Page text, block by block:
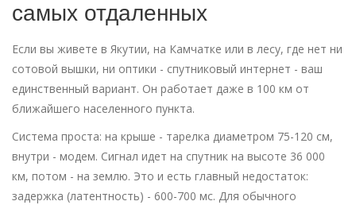
самых отдаленных
Если вы живете в Якутии, на Камчатке или в лесу, где нет ни
сотовой вышки, ни оптики - спутниковый интернет - ваш
единственный вариант. Он работает даже в 100 км от
ближайшего населенного пункта.
Система проста: на крыше - тарелка диаметром 75-120 см,
внутри - модем. Сигнал идет на спутник на высоте 36 000
км, потом - на землю. Это и есть главный недостаток:
задержка (латентность) - 600-700 мс. Для обычного